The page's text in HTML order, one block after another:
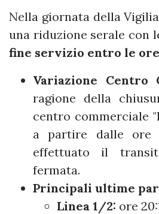
Nella giornata della
una riduzione serale con
fine servizio entro le ore
Variazione Centro
ragione della
centro commerciale
a partire dalle ore
effettuato il
fermata.
Principali ultime
Linea 1/2: ore